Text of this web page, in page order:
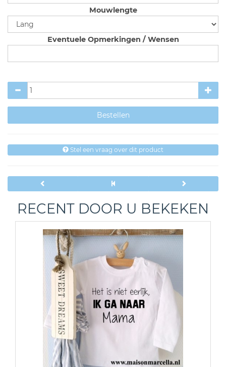
Mouwlengte
Eventuele Opmerkingen / Wensen
Stel een vraag over dit product
RECENT DOOR U BEKEKEN